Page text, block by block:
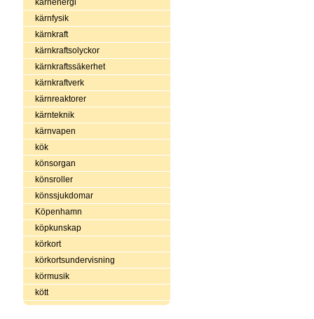
kärnenergi
kärnfysik
kärnkraft
kärnkraftsolyckor
kärnkraftssäkerhet
kärnkraftverk
kärnreaktorer
kärnteknik
kärnvapen
kök
könsorgan
könsroller
könssjukdomar
Köpenhamn
köpkunskap
körkort
körkortsundervisning
körmusik
kött